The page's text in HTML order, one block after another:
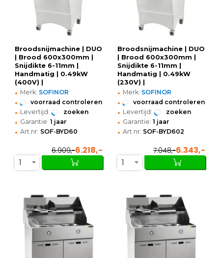
Broodsnijmachine | DUO
| Brood 600x300mm |
Snijdikte 6-11mm |
Handmatig | 0.49kW
(400V) |
870x750x740/1280(h)mm
• Merk: SOFINOR
• voorraad controleren
• Levertijd: zoeken
• Garantie: 1 jaar
• Art.nr: SOF-BYD60
6.909,-6.218,-
1
Broodsnijmachine | DUO
| Brood 600x300mm |
Snijdikte 6-11mm |
Handmatig | 0.49kW
(230V) |
870x750x740/1280(h)mm
• Merk: SOFINOR
• voorraad controleren
• Levertijd: zoeken
• Garantie: 1 jaar
• Art.nr: SOF-BYD602
7.048,-6.343,-
1